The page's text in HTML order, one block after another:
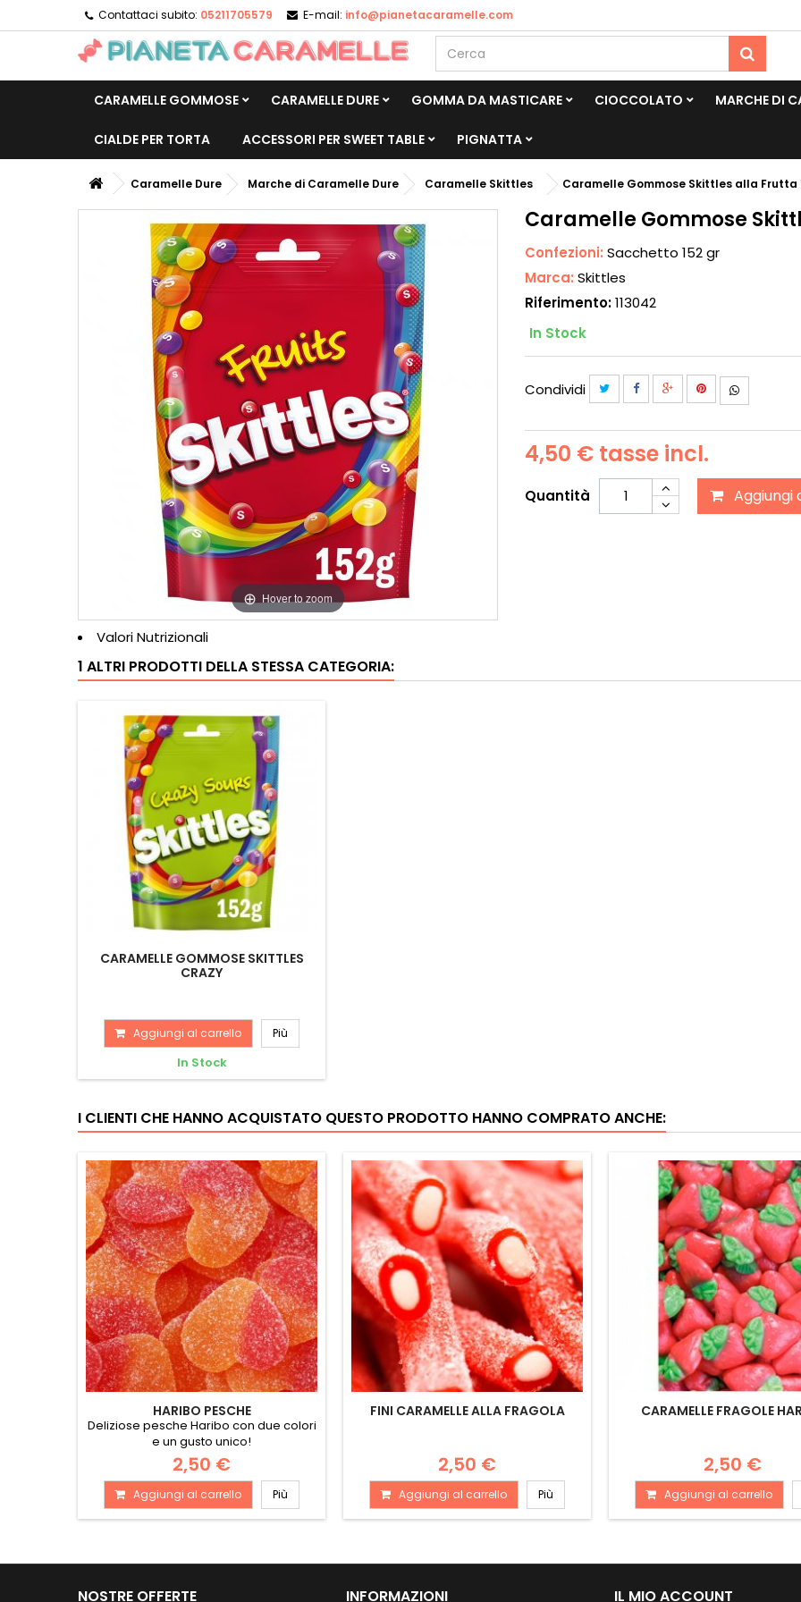
Contattaci subito: 05211705579 E-mail: info@pianetacaramelle.com
CARAMELLE GOMMOSE CARAMELLE DURE GOMMA DA MASTICARE CIOCCOLATO MARCHE DI
CIALDE PER TORTA ACCESSORI PER SWEET TABLE PIGNATTA
Caramelle Dure Marche di Caramelle Dure Caramelle Skittles Caramelle Gommose Skittles alla Frutta
Hover to zoom
Caramelle Gommose
Confezioni:Sacchetto 152 gr
Marca:Skittles
Riferimento: 113042
In Stock
Condividi
4,50 € tasse incl.
Quantità Aggiungi
Valori Nutrizionali
1 ALTRI PRODOTTI DELLA STESSA CATEGORIA:
CARAMELLE GOMMOSE SKITTLES
CRAZY
Aggiungi al carrello Più
In Stock
I CLIENTI CHE HANNO ACQUISTATO QUESTO PRODOTTO HANNO COMPRATO ANCHE:
HARIBO PESCHE
Deliziose pesche Haribo con due colori
e un gusto unico!
2,50 €
Aggiungi al carrello Più
FINI CARAMELLE ALLA FRAGOLA
2,50 €
Aggiungi al carrello Più
CARAMELLE FRAGOLE
2,50 €
Aggiungi al carrello
NOSTRE OFFERTE INFORMAZIONI IL MIO ACCOUNT